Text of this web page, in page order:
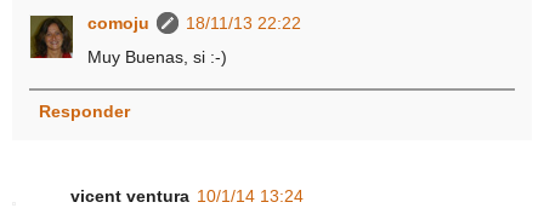
comoju
18/11/13 22:22
Muy Buenas, si :-)
Responder
vicent ventura 10/1/14 13:24